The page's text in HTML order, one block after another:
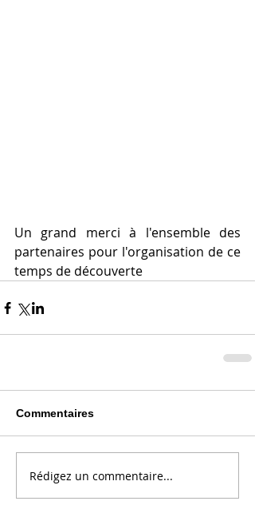
Un grand merci à l'ensemble des
partenaires pour l'organisation de ce
temps de découverte
Commentaires
Rédigez un commentaire...